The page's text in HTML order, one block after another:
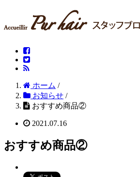
ホーム /
お知らせ /
おすすめ商品②
2021.07.16
おすすめ商品②